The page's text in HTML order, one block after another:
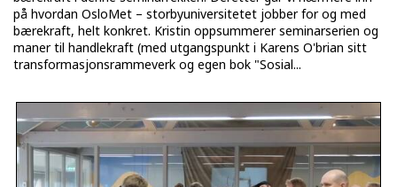
på hvordan OsloMet – storbyuniversitetet jobber for og med
bærekraft, helt konkret. Kristin oppsummerer seminarserien og
maner til handlekraft (med utgangspunkt i Karens O'brian sitt
transformasjonsrammeverk og egen bok "Sosial...